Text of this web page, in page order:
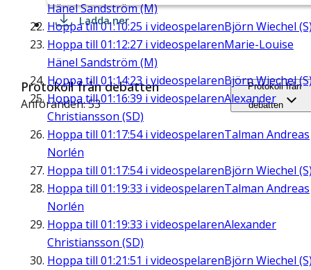
Hänel Sandström (M)
Hoppa till01:10:25 i videospelarenBjörn Wiechel
Hoppa till 01:12:27 i videospelarenMarie-Louise
Hänel Sandström (M)
Hoppa till 01:14:23 i videospelarenBjörn Wiechel
Hoppa till01:16:39 i videospelarenAlexander
Christiansson (SD)
Hoppa till 01:17:54i videospelarenTalman Andreas
Norlén
Hoppa till 01:17:54i videospelarenBjörn Wiechel
Hoppa till 01:19:33 i videospelarenTalman Andreas
Norlén
Hoppa till 01:19:33 i videospelarenAlexander
Christiansson (SD)
Hoppa till 01:21:51 i videospelarenBjörn Wiechel
Ladda ner
Protokoll från debatten
Anföranden: 53
Protokoll från
debatten